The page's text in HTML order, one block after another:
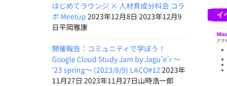
はじめてラウンジ × 人材育成分科会 コラ
ボ Meetup 2023年12月8日 2023年12月9
日平岡雅康
開催報告：コミュニティで学ぼう！
Google Cloud Study Jam by Jagu’e’r 〜
’23 spring〜 (2023/8/9) LACO#12 2023年
11月27日 2023年11月27日山時浩一郎